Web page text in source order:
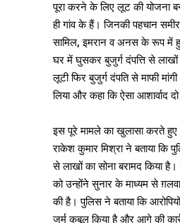
पूरा करने के लिए लूट की योजना
ही गांव के हैं। जिनकी पहचान
सामिल, इमरान व अनस के रूप में
घर में घुसकर बुजुर्ग दंपत्ति से
लूटी फिर बुजुर्ग दंपति से माफी
लिया और कहा कि ऐसा आशार्वाद
इस पूरे मामले का खुलासा करते हुए
राकेश कुमार मिश्रा ने बताया कि
से लाखों का सोना बरामद किया
को उन्होंने सुनार के माध्यम से ग़लवा
की है। पुलिस ने बताया कि
जुर्म कबूल किया है और आगे की